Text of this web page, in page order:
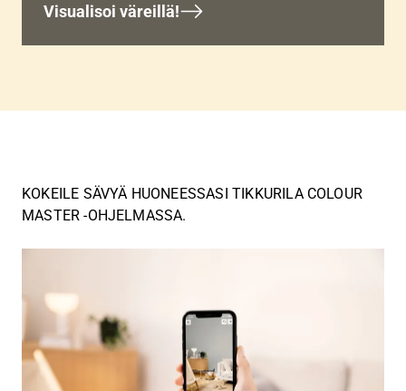
Visualisoi väreillä!
KOKEILE SÄVYÄ HUONEESSASI TIKKURILA COLOUR
MASTER -OHJELMASSA.